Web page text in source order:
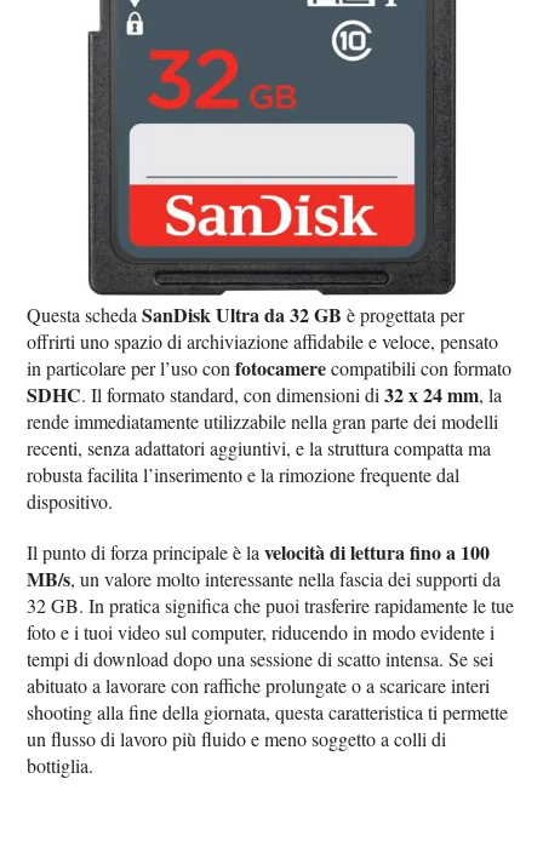
Questa schedaSanDisk Ultra da 32 GB è progettata per
offrirti uno spazio di archiviazione affidabile e veloce, pensato
in particolare per l’uso confotocamerecompatibili con formato
SDHC. Il formato standard, con dimensioni di32 x 24 mm, la
rende immediatamente utilizzabile nella gran parte dei modelli
recenti, senza adattatori aggiuntivi, e la struttura compatta ma
robusta facilita l’inserimento e la rimozione frequente dal
dispositivo.
Il punto di forza principale è lavelocità di lettura fino a 100
MB/s, un valore molto interessante nella fascia dei supporti da
32 GB. In pratica significa che puoi trasferire rapidamente le tue
foto e i tuoi video sul computer, riducendo in modo evidente i
tempi di download dopo una sessione di scatto intensa. Se sei
abituato a lavorare con raffiche prolungate o a scaricare interi
shooting alla fine della giornata, questa caratteristica ti permette
un flusso di lavoro più fluido e meno soggetto a colli di
bottiglia.